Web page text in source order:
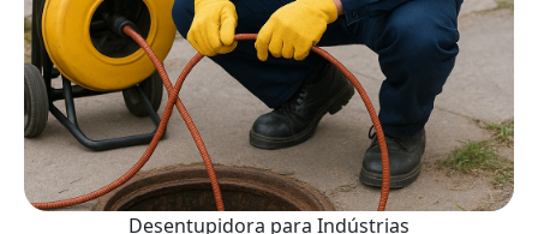
Desentupidora para Indústrias